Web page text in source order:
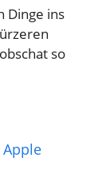
Dinge ins
so
Apple